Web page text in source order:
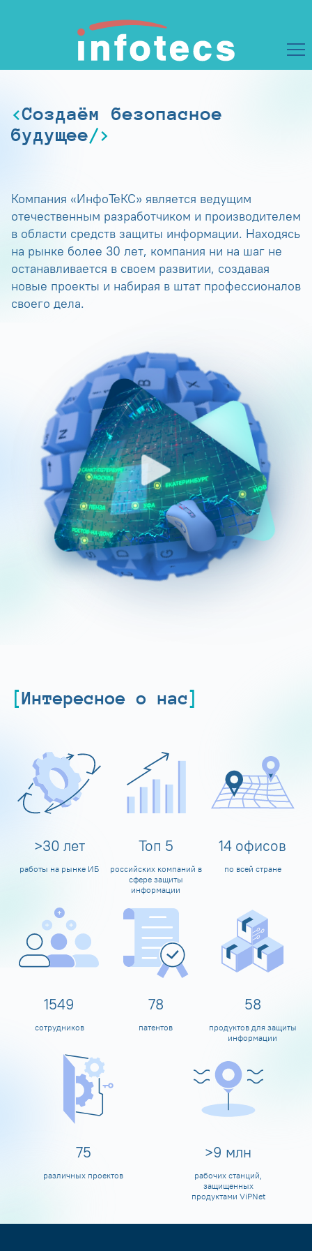
Создаём безопасное
будущее
Компания «ИнфоТеКС» является ведущим
отечественным разработчиком и производителем
в области средств защиты информации. Находясь
на рынке более 30 лет, компания ни на шаг не
останавливается в своем развитии, создавая
новые проекты и набирая в штат профессионалов
своего дела.
Интересное о нас
>30 лет
работы на рынке ИБ
Топ 5
российских компаний в
сфере защиты
информации
14 офисов
по всей стране
1600
сотрудников
80
патентов
60
продуктов для защиты
информации
80
различных проектов
>10 млн
рабочих станций,
защищенных
продуктами ViPNet